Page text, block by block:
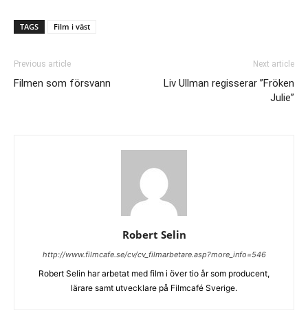
TAGS Film i väst
Previous article
Filmen som försvann
Next article
Liv Ullman regisserar ”Fröken
Julie”
Robert Selin
http://www.filmcafe.se/cv/cv_filmarbetare.asp?more_info=546
Robert Selin har arbetat med film i över tio år som producent,
lärare samt utvecklare på Filmcafé Sverige.